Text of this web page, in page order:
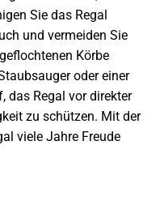
Sie das Regal
und vermeiden Sie
Körbe
oder einer
das Regal vor direkter
zu schützen. Mit der
viele Jahre Freude